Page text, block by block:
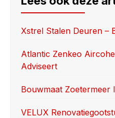
b
o
o
k
d
o
n
Xstrel Stalen Deuren –
Atlantic Zenkeo
Adviseert
Bouwmaat Zoetermeer
VELUX